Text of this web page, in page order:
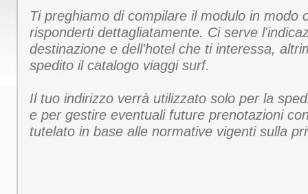
Ti preghiamo di compilare il modulo in modo
risponderti dettagliatamente. Ci serve
destinazione e dell'hotel che ti interessa,
spedito il catalogo viaggi surf.
Il tuo indirizzo verrà utilizzato solo per la
e per gestire eventuali future prenotazioni
tutelato in base alle normative vigenti sulla